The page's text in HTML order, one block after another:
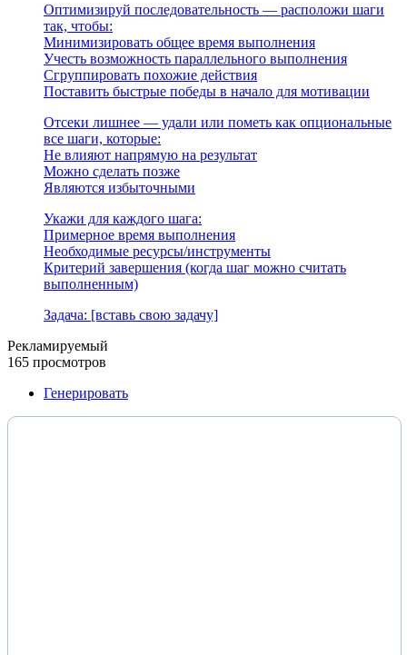
Оптимизируй последовательность — расположи шаги
так, чтобы:
Минимизировать общее время выполнения
Учесть возможность параллельного выполнения
Сгруппировать похожие действия
Поставить быстрые победы в начало для мотивации
Отсеки лишнее — удали или пометь как опциональные
все шаги, которые:
Не влияют напрямую на результат
Можно сделать позже
Являются избыточными
Укажи для каждого шага:
Примерное время выполнения
Необходимые ресурсы/инструменты
Критерий завершения (когда шаг можно считать
выполненным)
Задача: [вставь свою задачу]
Рекламируемый
165 просмотров
Генерировать